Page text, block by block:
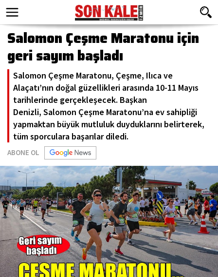
Salomon Çeşme Maratonu için
geri sayım başladı
Salomon Çeşme Maratonu, Çeşme, Ilıca ve
Alaçatı’nın doğal güzellikleri arasında 10-11 Mayıs
tarihlerinde gerçekleşecek. Başkan
Denizli, Salomon Çeşme Maratonu’na ev sahipliği
yapmaktan büyük mutluluk duyduklarını belirterek,
tüm sporculara başarılar diledi.
ABONE OL